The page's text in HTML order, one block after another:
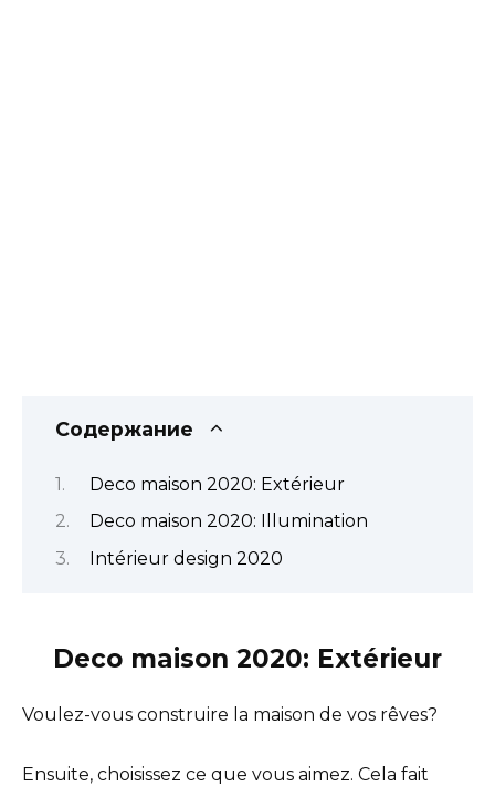
Содержание
Deco maison 2020: Extérieur
Deco maison 2020: Illumination
Intérieur design 2020
Deco maison 2020: Extérieur
Voulez-vous construire la maison de vos rêves?
Ensuite, choisissez ce que vous aimez. Cela fait